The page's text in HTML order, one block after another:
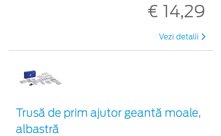
€ 14,29
Vezi detalii
Trusă de prim ajutor geantă moale,
albastră